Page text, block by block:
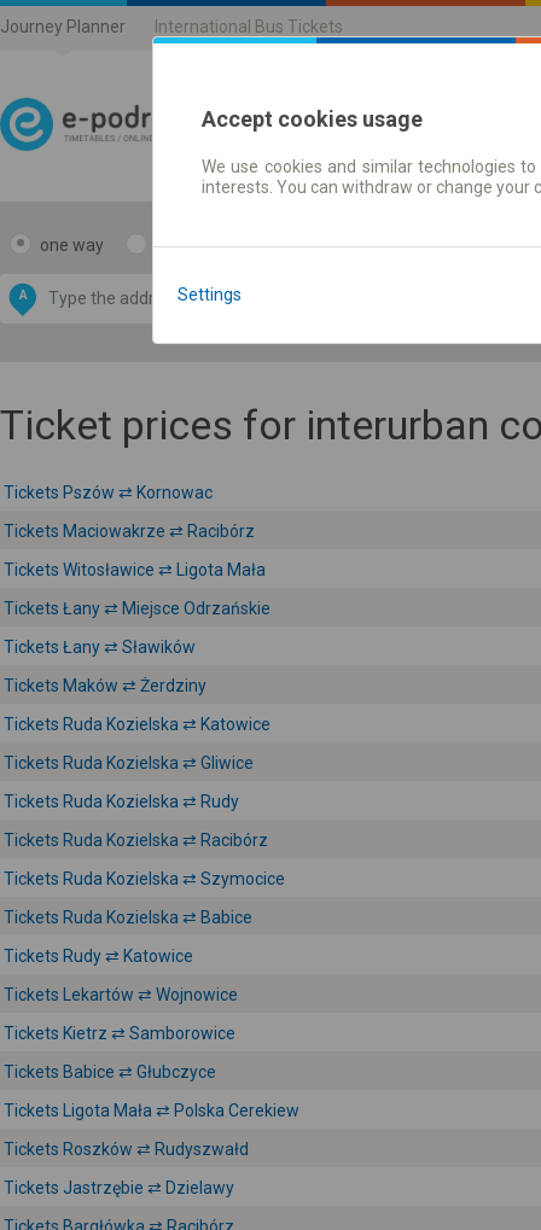
Journey Planner International Bus Tickets
Journey planner |
one way return
A
by
OpenStreetMap
Ticket prices for interurban
Tickets Pszów ⇄ Kornowac
Tickets Maciowakrze ⇄ Racibórz
Tickets Witosławice ⇄ Ligota Mała
Tickets Łany ⇄ Miejsce Odrzańskie
Tickets Łany ⇄ Sławików
Tickets Maków ⇄ Żerdziny
Tickets Ruda Kozielska ⇄ Katowice
Tickets Ruda Kozielska ⇄ Gliwice
Tickets Ruda Kozielska ⇄ Rudy
Tickets Ruda Kozielska ⇄ Racibórz
Tickets Ruda Kozielska ⇄ Szymocice
Tickets Ruda Kozielska ⇄ Babice
Tickets Rudy ⇄ Katowice
Tickets Lekartów ⇄ Wojnowice
Tickets Kietrz ⇄ Samborowice
Tickets Babice ⇄ Głubczyce
Tickets Ligota Mała ⇄ Polska Cerekiew
Tickets Roszków ⇄ Rudyszwałd
Tickets Jastrzębie ⇄ Dzielawy
Accept cookies usage
We use cookies and similar technologies
interests. You can withdraw or change
Settings